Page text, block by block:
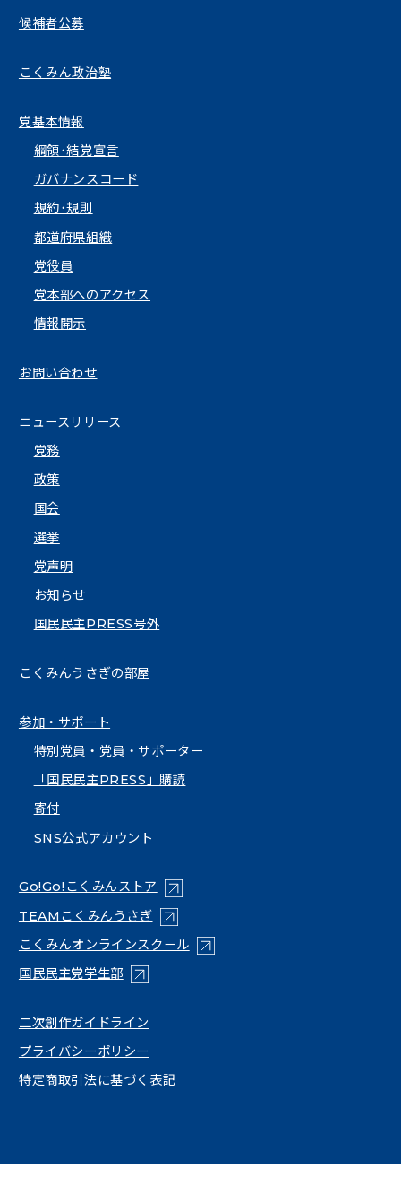
候補者公募
こくみん政治塾
党基本情報
綱領･結党宣言
ガバナンスコード
規約･規則
都道府県組織
党役員
党本部へのアクセス
情報開示
お問い合わせ
ニュースリリース
党務
政策
国会
選挙
党声明
お知らせ
国民民主PRESS号外
こくみんうさぎの部屋
参加・サポート
特別党員・党員・サポーター
「国民民主PRESS」購読
寄付
SNS公式アカウント
Go!Go!こくみんストア （新しいタブで開く）
TEAMこくみんうさぎ（新しいタブで開く）
こくみんオンラインスクール（新しいタブで開く）
国民民主党学生部（新しいタブで開く）
二次創作ガイドライン
プライバシーポリシー
特定商取引法に基づく表記